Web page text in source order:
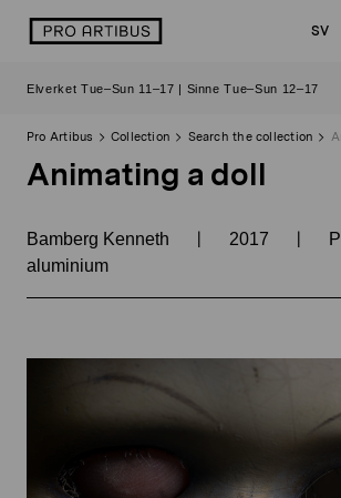
logo SV
Elverket Tue–Sun 11–17 | Sinne Tue–Sun 12–17
Pro Artibus Collection Search the collection
Animating a doll
Bamberg Kenneth | 2017 |
aluminium